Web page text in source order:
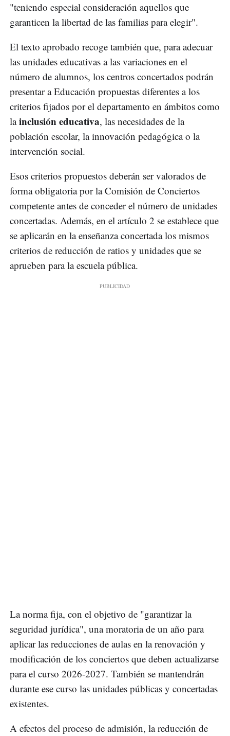
"teniendo especial consideración aquellos que
garanticen la libertad de las familias para elegir".
El texto aprobado recoge también que, para adecuar
las unidades educativas a las variaciones en el
número de alumnos, los centros concertados podrán
presentar a Educación propuestas diferentes a los
criterios fijados por el departamento en ámbitos como
lainclusión educativa, las necesidades de la
población escolar, la innovación pedagógica o la
intervención social.
Esos criterios propuestos deberán ser valorados de
forma obligatoria por la Comisión de Conciertos
competente antes de conceder el número de unidades
concertadas. Además, en el artículo 2 se establece que
se aplicarán en la enseñanza concertada los mismos
criterios de reducción de ratios y unidades que se
aprueben para la escuela pública.
La norma fija, con el objetivo de "garantizar la
seguridad jurídica", una moratoria de un año para
aplicar las reducciones de aulas en la renovación y
modificación de los conciertos que deben actualizarse
para el curso 2026-2027. También se mantendrán
durante ese curso las unidades públicas y concertadas
existentes.
A efectos del proceso de admisión, la reducción de